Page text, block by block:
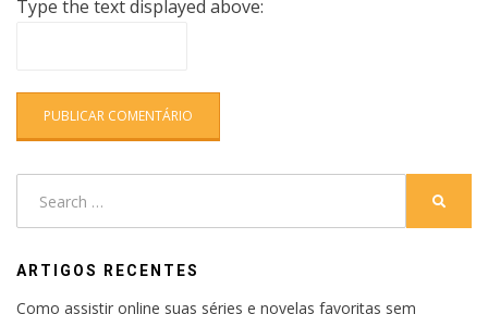
Type the text displayed above:
ARTIGOS RECENTES
Como assistir online suas séries e novelas favoritas sem